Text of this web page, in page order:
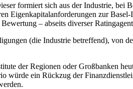
formiert sich aus der Industrie, bei
Eigenkapitalanforderungen zur
– abseits diverser
(die Industrie betreffend), von
der Regionen oder Großbanken
ein Rückzug der